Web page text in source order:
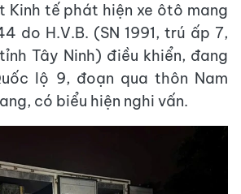
Kinh tế phát hiện xe ôtô mang
do H.V.B. (SN 1991, trú ấp 7,
Tây Ninh) điều khiển, đang
lộ 9, đoạn qua thôn Nam
có biểu hiện nghi vấn.